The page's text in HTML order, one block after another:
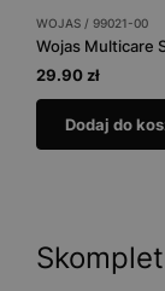
WOJAS / 99021-00
Wojas Multicare
29.90 zł
Dodaj do